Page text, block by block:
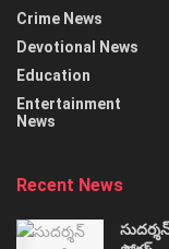
Crime News
Devotional News
Education
Entertainment
News
Recent News